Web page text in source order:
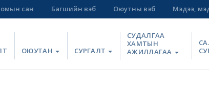
сан Багшийн вэб Оюутны вэб Мэдээ,
ОЮУТАН СУРГАЛТ
СУДАЛГАА
ХАМТЫН
АЖИЛЛАГАА